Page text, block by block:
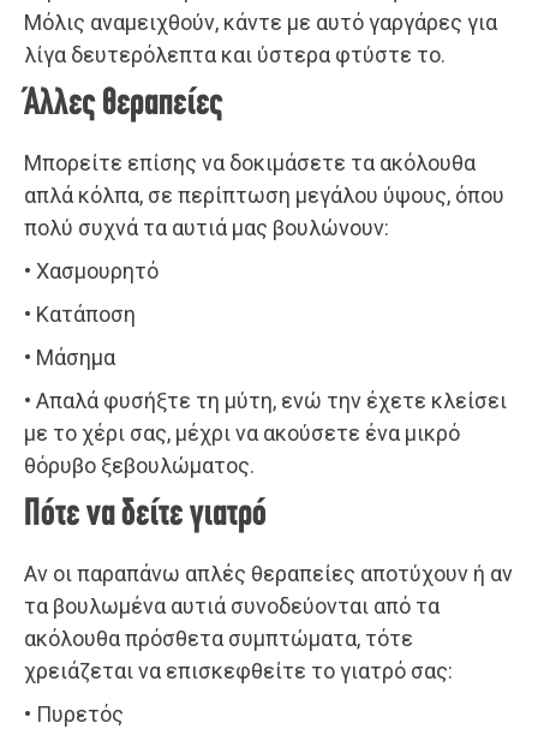
Μόλις αναμειχθούν, κάντε με αυτό γαργάρες για
λίγα δευτερόλεπτα και ύστερα φτύστε το.
Άλλες θεραπείες
Μπορείτε επίσης να δοκιμάσετε τα ακόλουθα
απλά κόλπα, σε περίπτωση μεγάλου ύψους, όπου
πολύ συχνά τα αυτιά μας βουλώνουν:
• Χασμουρητό
• Κατάποση
• Μάσημα
• Απαλά φυσήξτε τη μύτη, ενώ την έχετε κλείσει
με το χέρι σας, μέχρι να ακούσετε ένα μικρό
θόρυβο ξεβουλώματος.
Πότε να δείτε γιατρό
Αν οι παραπάνω απλές θεραπείες αποτύχουν ή αν
τα βουλωμένα αυτιά συνοδεύονται από τα
ακόλουθα πρόσθετα συμπτώματα, τότε
χρειάζεται να επισκεφθείτε το γιατρό σας:
• Πυρετός